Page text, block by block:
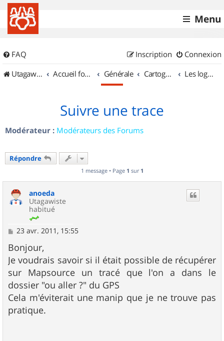
Menu
FAQ Connexion
Inscription
UtagawaVTT (Randos VTT et VTTAE avec traces GPS)
Accueil forum Générale Cartographie et GPS Les logiciels
Suivre une trace
Modérateur : Modérateurs des Forums
Répondre
1 message • Page 1 sur 1
anoeda
Utagawiste
habitué
M
s
s
a
g
e
23 avr. 2011, 15:55
Bonjour,
Je voudrais savoir si il était possible de récupérer
sur Mapsource un tracé que l'on a dans le
dossier "ou aller ?" du GPS
Cela m'éviterait une manip que je ne trouve pas
pratique.